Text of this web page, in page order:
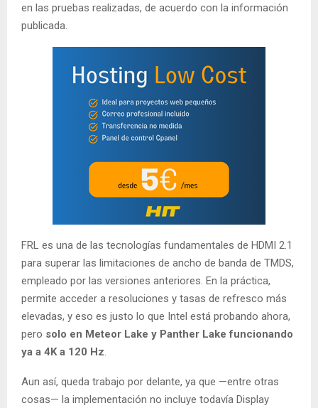
en las pruebas realizadas, de acuerdo con la información
publicada.
FRL es una de las tecnologías fundamentales de HDMI 2.1
para superar las limitaciones de ancho de banda de TMDS,
empleado por las versiones anteriores. En la práctica,
permite acceder a resoluciones y tasas de refresco más
elevadas, y eso es justo lo que Intel está probando ahora,
pero solo en Meteor Lake y Panther Lake funcionando
ya a 4K a 120 Hz
Aun así, queda trabajo por delante, ya que —entre otras
cosas— la implementación no incluye todavía Display